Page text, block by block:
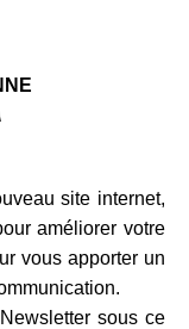
site internet,
améliorer votre
vous apporter un
sous ce